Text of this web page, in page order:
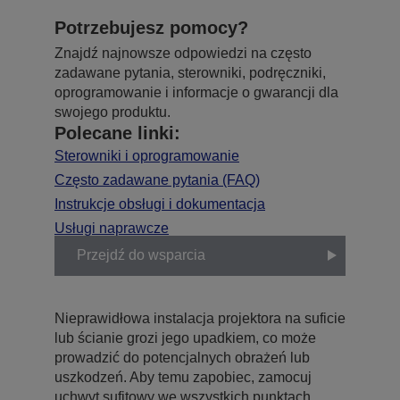
Potrzebujesz pomocy?
Znajdź najnowsze odpowiedzi na często
zadawane pytania, sterowniki, podręczniki,
oprogramowanie i informacje o gwarancji dla
swojego produktu.
Polecane linki:
Sterowniki i oprogramowanie
Często zadawane pytania (FAQ)
Instrukcje obsługi i dokumentacja
Usługi naprawcze
Przejdź do wsparcia
Nieprawidłowa instalacja projektora na suficie
lub ścianie grozi jego upadkiem, co może
prowadzić do potencjalnych obrażeń lub
uszkodzeń. Aby temu zapobiec, zamocuj
uchwyt sufitowy we wszystkich punktach